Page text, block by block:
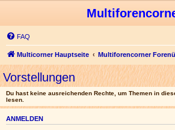
FAQ
Multicorner Hauptseite Multiforencorner
Vorstellungen
Du hast keine ausreichenden Rechte, um Themen in
lesen.
ANMELDEN